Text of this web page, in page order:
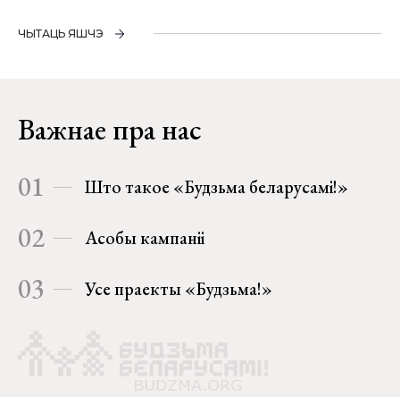
ЧЫТАЦЬ ЯШЧЭ
Важнае пра нас
01 Што такое «Будзьма беларусамі!»
02 Асобы кампаніі
03 Усе праекты «Будзьма!»